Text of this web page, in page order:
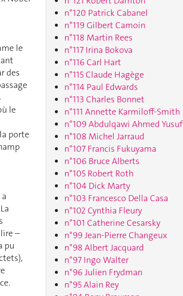
le
des
le
porte
–
pu
n°120 Patrick Cabanel
n°119 Gilbert Camoin
n°118 Martin Rees
n°117 Irina Bokova
n°116 Carl Hart
n°115 Claude Hagège
n°114 Paul Edwards
n°113 Charles Bonnet
n°111 Annette Karmiloff-Smith
n°109 Abdulqawi Ahmed Yusuf
n°108 Michel Jarraud
n°107 Francis Fukuyama
n°106 Bruce Alberts
n°105 Robert Roth
n°104 Dick Marty
n°103 Francesco Della Casa
n°102 Cynthia Fleury
n°101 Catherine Cesarsky
n°99 Jean-Pierre Changeux
n°98 Albert Jacquard
n°97 Ingo Walter
n°96 Julien Frydman
n°95 Alain Rey